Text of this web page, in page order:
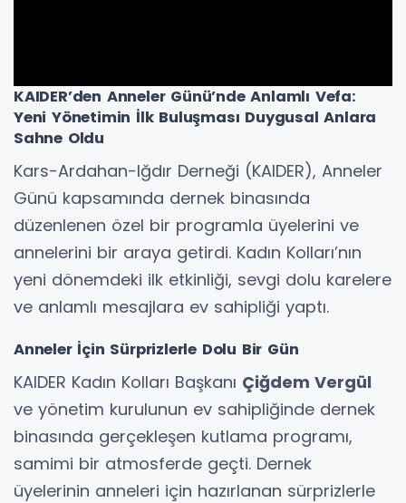
KAIDER’den Anneler Günü’nde Anlamlı Vefa:
Yeni Yönetimin İlk Buluşması Duygusal Anlara
Sahne Oldu
Kars-Ardahan-Iğdır Derneği (KAIDER), Anneler
Günü kapsamında dernek binasında
düzenlenen özel bir programla üyelerini ve
annelerini bir araya getirdi. Kadın Kolları’nın
yeni dönemdeki ilk etkinliği, sevgi dolu karelere
ve anlamlı mesajlara ev sahipliği yaptı.
Anneler İçin Sürprizlerle Dolu Bir Gün
KAIDER Kadın Kolları Başkanı Çiğdem Vergül
ve yönetim kurulunun ev sahipliğinde dernek
binasında gerçekleşen kutlama programı,
samimi bir atmosferde geçti. Dernek
üyelerinin anneleri için hazırlanan sürprizlerle